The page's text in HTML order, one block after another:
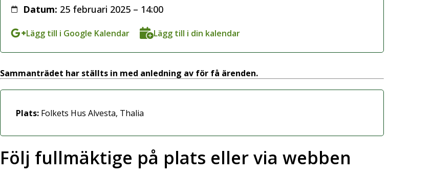
Datum: 25 februari 2025 – 14:00
Lägg till i Google Kalendar Lägg till i din kalendar
Sammanträdet har ställts in med anledning av för få ärenden.
Plats: Folkets Hus Alvesta, Thalia
Följ fullmäktige på plats eller via webben